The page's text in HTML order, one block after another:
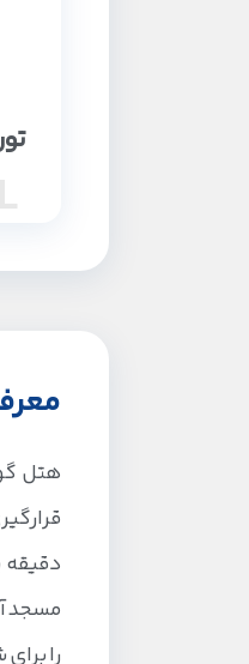
هتل
دقیقه
مسجد
را